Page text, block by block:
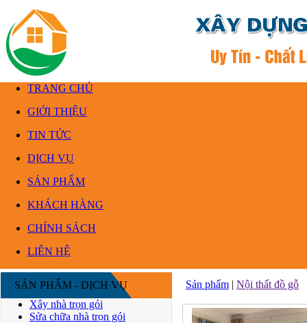
TRANG CHỦ
GIỚI THIỆU
TIN TỨC
DỊCH VỤ
SẢN PHẨM
KHÁCH HÀNG
CHÍNH SÁCH
LIÊN HỆ
SẢN PHẨM - DỊCH VỤ
Xây nhà trọn gói
Sửa chữa nhà trọn gói
Sản phẩm | Nội thất đồ gỗ